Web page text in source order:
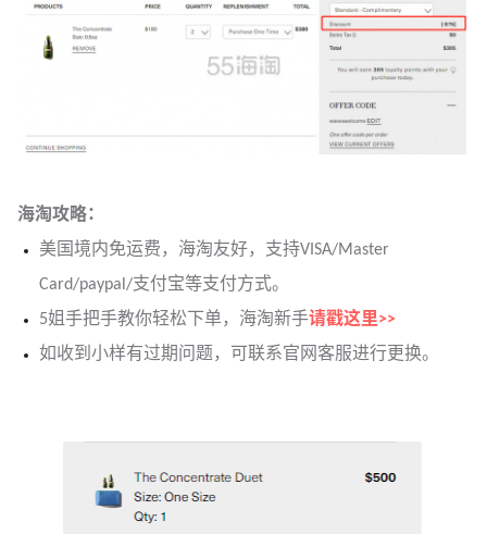
海淘攻略：
美国境内免运费，海淘友好，支持VISA/Master
Card/paypal/支付宝等支付方式。
5姐手把手教你轻松下单，海淘新手请戳这里>>
如收到小样有过期问题，可联系官网客服进行更换。